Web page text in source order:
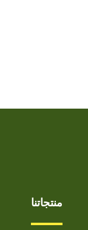
منتجاتنا